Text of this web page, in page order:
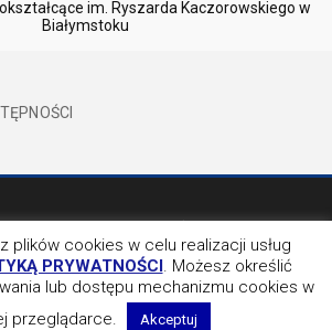
NAS NA
plików cookies w celu realizacji usług
PRYWATNOŚCI. Możesz określić
lub dostępu mechanizmu cookies w
przeglądarce.
Akceptuj